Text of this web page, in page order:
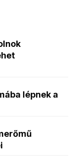
lépnek a